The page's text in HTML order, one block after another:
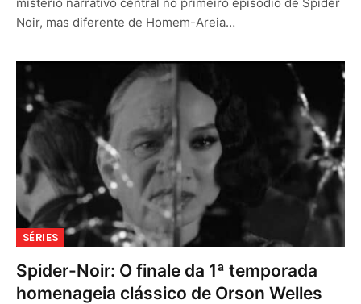
Noir, mas diferente de Homem-Areia…
SÉRIES
Spider-Noir: O finale da 1ª temporada
homenageia clássico de Orson Welles